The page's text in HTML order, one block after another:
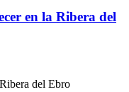
en la Ribera del
del Ebro